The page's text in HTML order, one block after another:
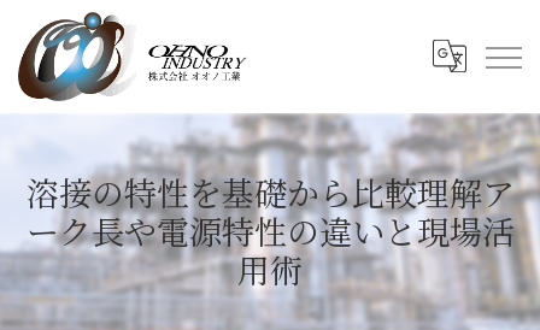
溶接の特性を基礎から比較理解ア
ーク長や電源特性の違いと現場活
用術